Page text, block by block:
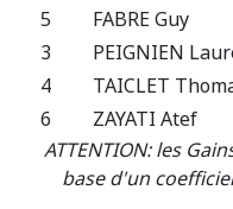
5
FABRE Guy
3
PEIGNIEN
4
TAICLET
6
ZAYATI Atef
ATTENTION: les
base d'un